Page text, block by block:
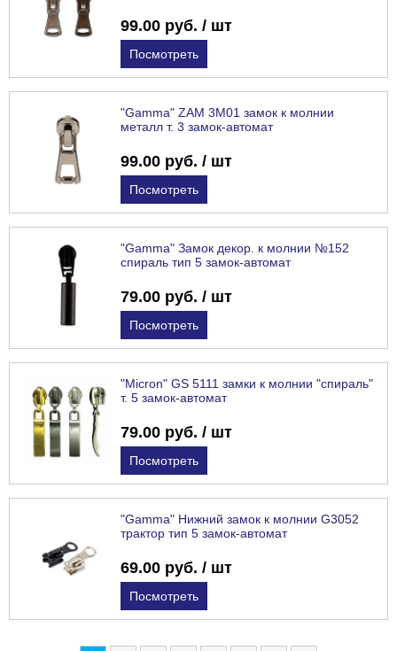
99.00 руб. / шт
Посмотреть
"Gamma" ZAM 3M01 замок к молнии
металл т. 3 замок-автомат
99.00 руб. / шт
Посмотреть
"Gamma" Замок декор. к молнии №152
спираль тип 5 замок-автомат
79.00 руб. / шт
Посмотреть
"Micron" GS 5111 замки к молнии "спираль"
т. 5 замок-автомат
79.00 руб. / шт
Посмотреть
"Gamma" Нижний замок к молнии G3052
трактор тип 5 замок-автомат
69.00 руб. / шт
Посмотреть